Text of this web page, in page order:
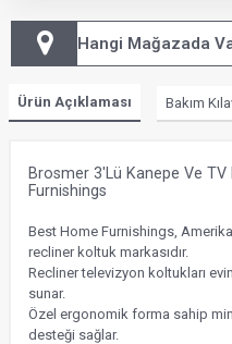
Hangi Mağazada
Ürün Açıklaması Bakım
Brosmer 3'lü Kanepe Ve
Furnishings
Best Home Furnishings,
recliner koltuk markasıdır.
Recliner televizyon koltukları
sunar.
Özel ergonomik forma sahip
desteği sağlar.